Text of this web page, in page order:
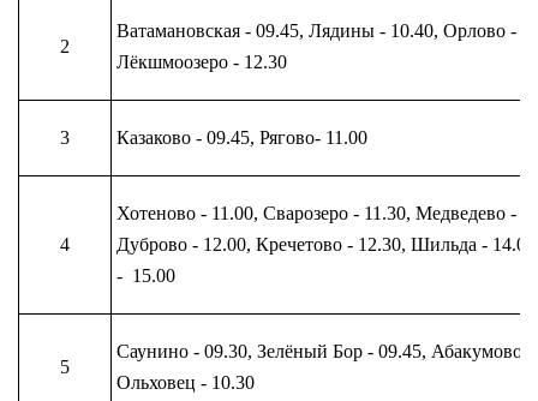
2
Ватамановская - 09.45, Лядины - 10.40, Орлово -
Лёкшмоозеро - 12.30
3 Казаково - 09.45, Рягово- 11.00
4
Хотеново - 11.00, Сварозеро - 11.30, Медведево -
Дуброво - 12.00, Кречетово - 12.30, Шильда -
- 15.00
5
Саунино - 09.30, Зелёный Бор - 09.45, Абакумово -
Ольховец - 10.30